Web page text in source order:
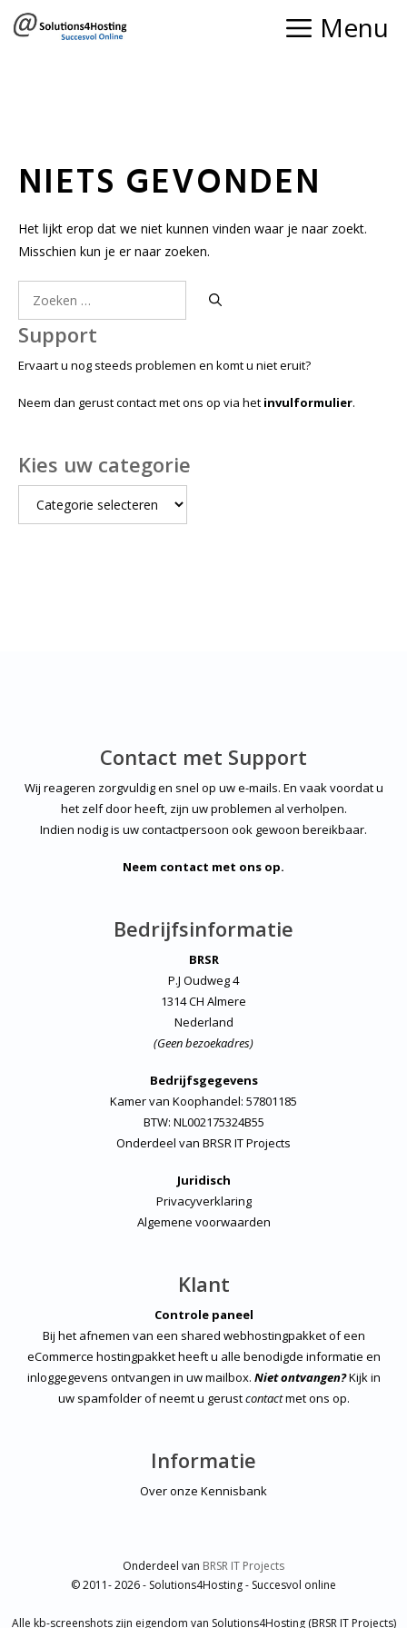
naar
Menu
NIETS GEVONDEN
Het lijkt erop dat we niet kunnen vinden waar je naar zoekt.
Misschien kun je er naar zoeken.
Support
Ervaart u nog steeds problemen en komt u niet eruit?
Neem dan gerust contact met ons op via het invulformulier.
Kies uw categorie
Contact met Support
Wij reageren zorgvuldig en snel op uw e-mails. En vaak voordat u
het zelf door heeft, zijn uw problemen al verholpen.
Indien nodig is uw contactpersoon ook gewoon bereikbaar.
Neem contact met ons op.
Bedrijfsinformatie
BRSR
P.J Oudweg 4
1314 CH Almere
Nederland
(Geen bezoekadres)
Bedrijfsgegevens
Kamer van Koophandel: 57801185
BTW: NL002175324B55
Onderdeel van BRSR IT Projects
Juridisch
Privacyverklaring
Algemene voorwaarden
Klant
Controle paneel
Bij het afnemen van een shared webhostingpakket of een
eCommerce hostingpakket heeft u alle benodigde informatie en
inloggegevens ontvangen in uw mailbox. Niet ontvangen?Kijk in
uw spamfolder of neemt u gerustcontactmet ons op.
Informatie
Over onze Kennisbank
Onderdeel van BRSR IT Projects
© 2011- 2026 - Solutions4Hosting - Succesvol online
Alle kb-screenshots zijn eigendom van Solutions4Hosting (BRSR IT Projects)